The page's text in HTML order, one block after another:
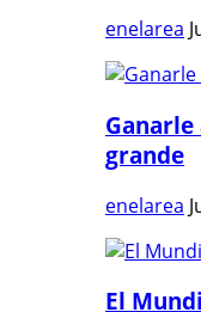
enelarea
Ganarle
grande
enelarea
El